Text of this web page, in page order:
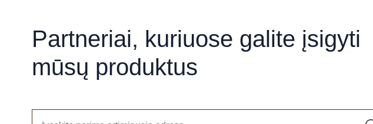
Partneriai, kuriuose galite įsigyti
mūsų produktus